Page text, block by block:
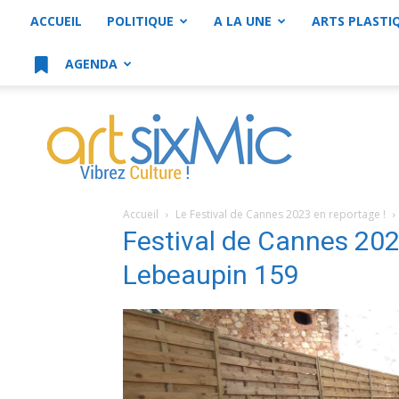
ACCUEIL POLITIQUE A LA UNE ARTS
AGENDA
artsixMic
Accueil Le Festival de Cannes 2023 en reportage !
Festival de Cannes
Lebeaupin 159